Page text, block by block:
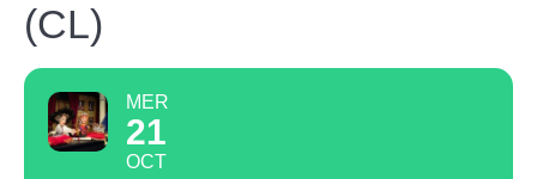
(CL)
MER
21
OCT